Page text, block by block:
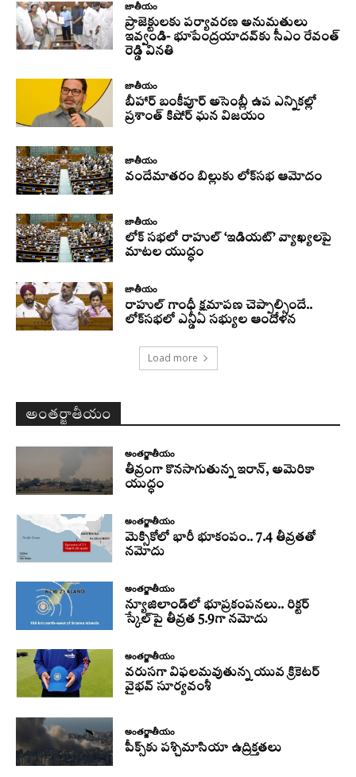
జాతీయం
ప్రాజెక్టులకు పర్యావరణ అనుమతులు
ఇవ్వండి- భూపేంద్రయాదవ్‌కు సీఎం రేవంత్‌
రెడ్డి వినతి
జాతీయం
బీహార్ బంకీపూర్ అసెంబ్లీ ఉప ఎన్నికల్లో
ప్రశాంత్ కిషోర్ ఘన విజయం
జాతీయం
వందేమాతరం బిల్లుకు లోక్‌సభ ఆమోదం
జాతీయం
లోక్ సభలో రాహుల్ ‘ఇడియట్’ వ్యాఖ్యలపై
మాటల యుద్ధం
జాతీయం
రాహుల్‌ గాంధీ క్షమాపణ చెప్పాల్సిందే..
లోక్‌సభలో ఎన్డీఏ సభ్యుల ఆందోళన
Load more
అంతర్జాతీయం
అంతర్జాతీయం
తీవ్రంగా కొనసాగుతున్న ఇరాన్‌, అమెరికా
యుద్ధం
అంతర్జాతీయం
మెక్సికోలో భారీ భూకంపం.. 7.4 తీవ్రతతో
నమోదు
అంతర్జాతీయం
న్యూజిలాండ్‌లో భూప్రకంపనలు.. రిక్టర్‌
స్కేల్‌పై తీవ్రత 5.9గా నమోదు
అంతర్జాతీయం
వరుసగా విఫలమవుతున్న యువ క్రికెటర్
వైభవ్ సూర్యవంశీ
అంతర్జాతీయం
పీక్స్‌కు పశ్చిమాసియా ఉద్రిక్తతలు